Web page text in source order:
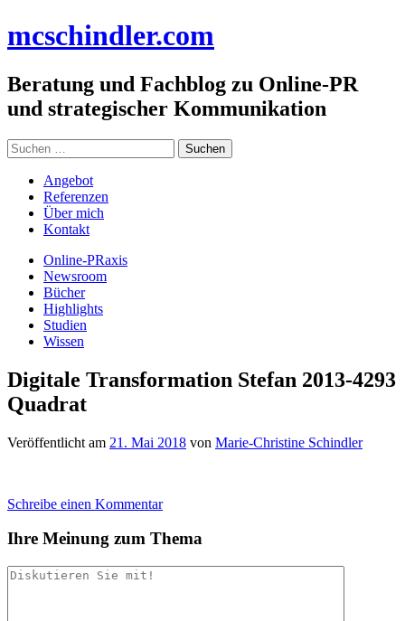
Inhalt
mcschindler.com
Beratung und Fachblog zu Online-PR
und strategischer Kommunikation
Suchen
nach:
Angebot
Referenzen
Über mich
Kontakt
Online-PRaxis
Newsroom
Bücher
Highlights
Studien
Wissen
Digitale Transformation Stefan 2013-4293
Quadrat
Veröffentlicht am 21. Mai 2018 von Marie-Christine Schindler
Schreibe einen Kommentar
Ihre Meinung zum Thema